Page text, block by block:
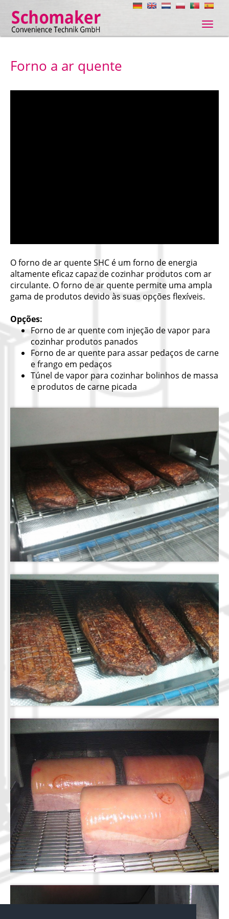
ein-/
Forno a ar quente
O forno de ar quente SHC é um forno de energia
altamente eficaz capaz de cozinhar produtos com ar
circulante. O forno de ar quente permite uma ampla
gama de produtos devido às suas opções flexíveis.
Opções:
Forno de ar quente com injeção de vapor para
cozinhar produtos panados
Forno de ar quente para assar pedaços de carne
e frango em pedaços
Túnel de vapor para cozinhar bolinhos de massa
e produtos de carne picada